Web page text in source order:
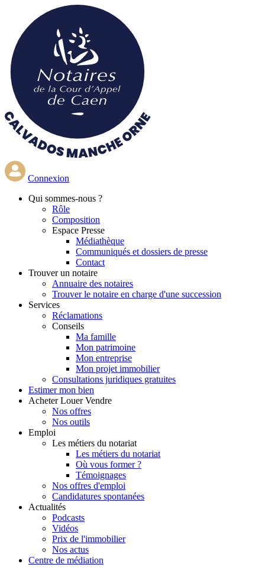
contenu
principal
Connexion
Qui sommes-nous ?
Rôle
Composition
Espace Presse
Médiathèque
Communiqués et dossiers de presse
Contact
Trouver un notaire
Annuaire des notaires
Trouver le notaire en charge d'une succession
Services
Réclamations
Conseils
Ma famille
Mon patrimoine
Mon entreprise
Mon projet immobilier
Consultations juridiques gratuites
Estimer mon bien
Acheter Louer Vendre
Nos offres
Nos outils
Emploi
Les métiers du notariat
Les métiers du notariat
Où vous former ?
Témoignages
Nos offres d'emploi
Candidatures spontanées
Actualités
Podcasts
Vidéos
Prix de l'immobilier
Nos actus
Centre de médiation